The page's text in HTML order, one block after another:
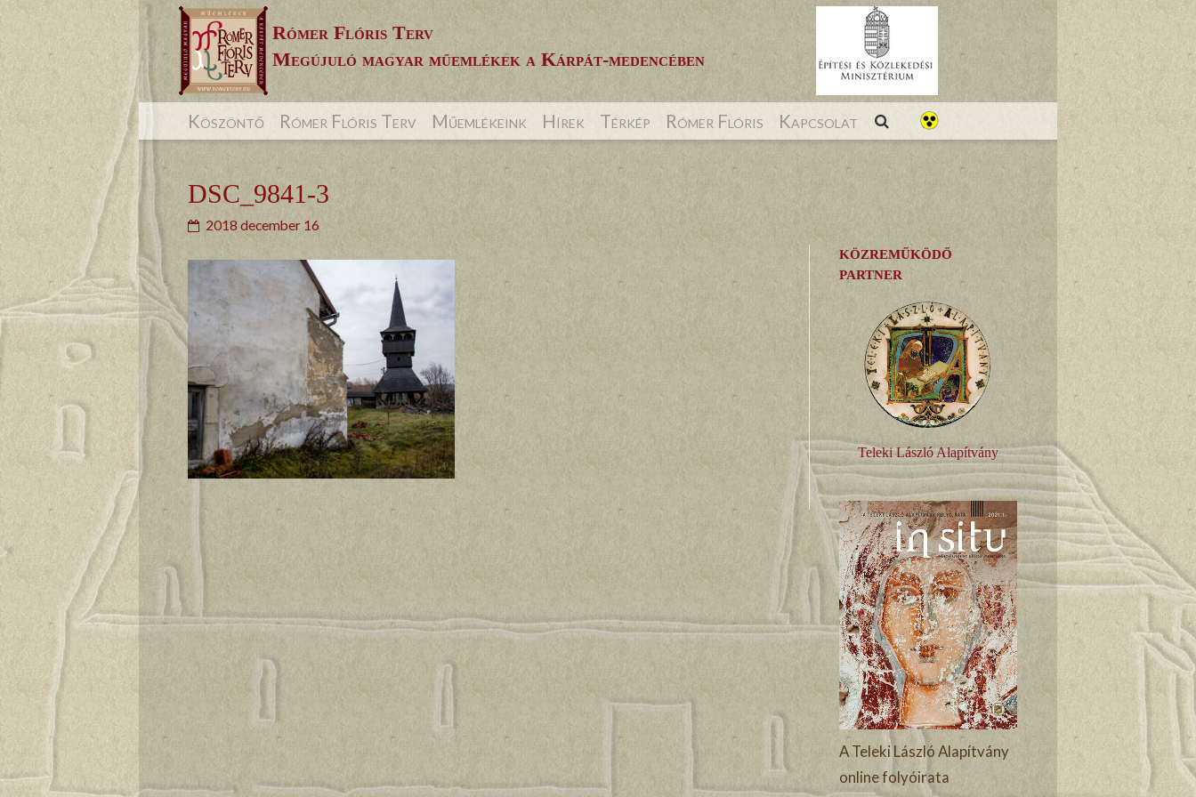
Skip
content
Rómer Flóris Terv
Megújuló magyar műemlékek a Kárpát-medencében
Köszöntő Rómer Flóris Terv Műemlékeink Hírek Térkép Rómer Flóris Kapcsolat
DSC_9841-3
2018 december 16
KÖZREMŰKÖDŐ
PARTNER
Teleki László Alapítvány
A Teleki László Alapítvány
online folyóirata